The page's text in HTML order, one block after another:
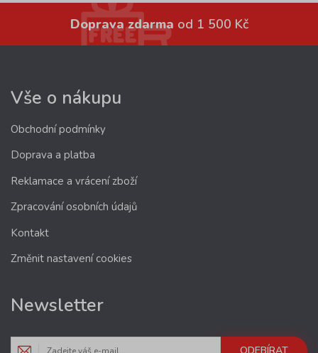
Doprava zdarma od 1 500 Kč
Vše o nákupu
Obchodní podmínky
Doprava a platba
Reklamace a vrácení zboží
Zpracování osobních údajů
Kontakt
Změnit nastavení cookies
Newsletter